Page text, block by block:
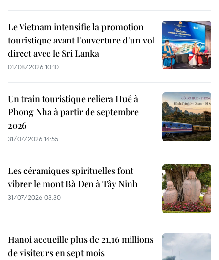
Le Vietnam intensifie la promotion
touristique avant l'ouverture d'un vol
direct avec le Sri Lanka
01/08/2026 10:10
Un train touristique reliera Huê à
Phong Nha à partir de septembre
2026
31/07/2026 14:55
Les céramiques spirituelles font
vibrer le mont Bà Den à Tây Ninh
31/07/2026 03:30
Hanoi accueille plus de 21,16 millions
de visiteurs en sept mois ​